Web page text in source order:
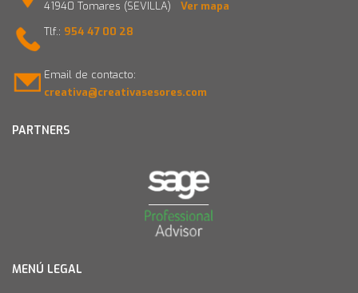
41940 Tomares (SEVILLA) Ver mapa
Tlf.: 954 47 00 28
Email de contacto:
creativa@creativasesores.com
PARTNERS
MENÚ LEGAL